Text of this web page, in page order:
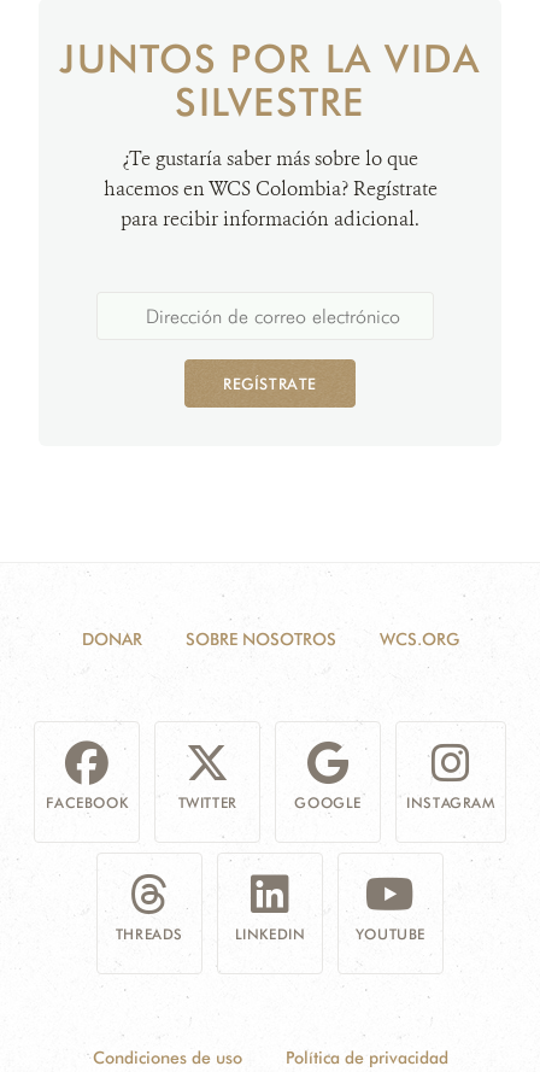
JUNTOS POR LA VIDA
SILVESTRE
¿Te gustaría saber más sobre lo que
hacemos en WCS Colombia? Regístrate
para recibir información adicional.
REGÍSTRATE
DONAR SOBRE NOSOTROS WCS.ORG
FACEBOOK TWITTER GOOGLE INSTAGRAM
THREADS LINKEDIN YOUTUBE
Condiciones de uso Política de privacidad